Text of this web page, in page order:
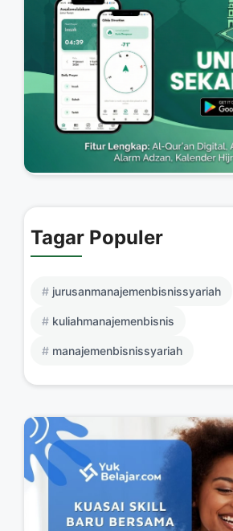
Tagar Populer
jurusanmanajemenbisnissyariah
kuliahmanajemenbisnis
manajemenbisnissyariah